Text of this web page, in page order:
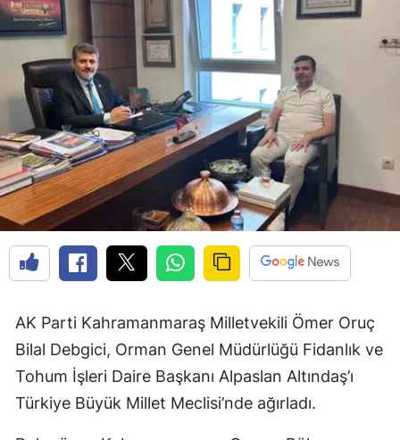
AK Parti Kahramanmaraş Milletvekili Ömer Oruç
Bilal Debgici, Orman Genel Müdürlüğü Fidanlık ve
Tohum İşleri Daire Başkanı Alpaslan Altındaş’ı
Türkiye Büyük Millet Meclisi’nde ağırladı.